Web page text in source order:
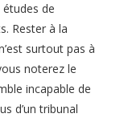
études de
Rester à la
surtout pas à
noterez le
incapable de
d’un tribunal